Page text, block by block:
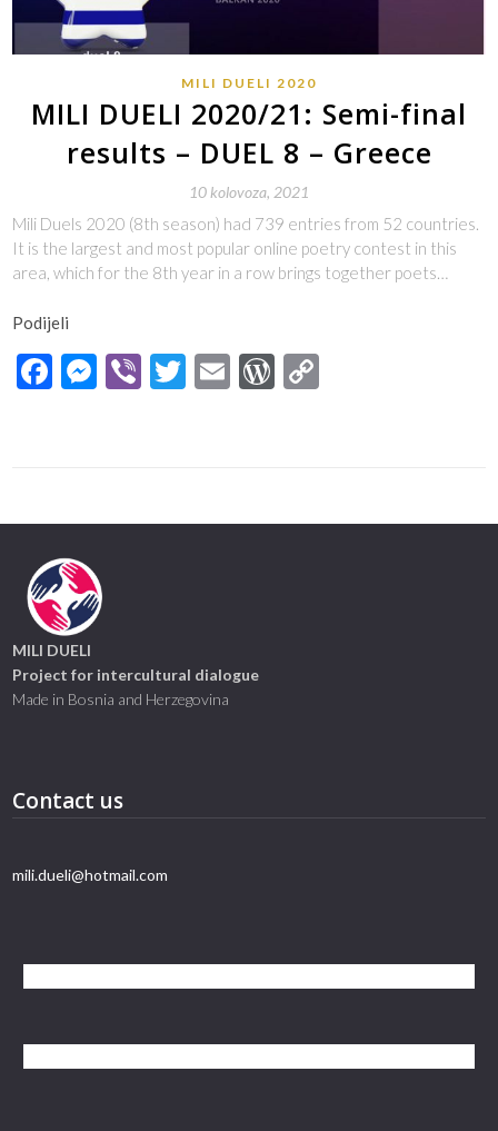
MILI DUELI 2020
MILI DUELI 2020/21: Semi-final
results – DUEL 8 – Greece
10 kolovoza, 2021
Mili Duels 2020 (8th season) had 739 entries from 52 countries.
It is the largest and most popular online poetry contest in this
area, which for the 8th year in a row brings together poets…
Podijeli
Facebook
Messenger
ViberTwitter
EmailWordPress
MILI DUELI
Project for intercultural dialogue
Made in Bosnia and Herzegovina
Contact us
mili.dueli@hotmail.com